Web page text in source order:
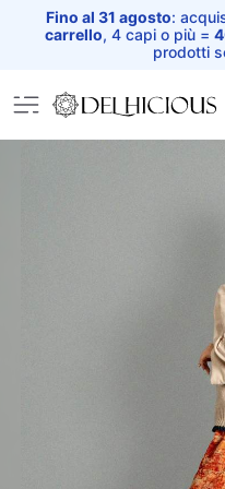
Fino al 31 agosto:
carrello, 4 capi o più =
prodotti
Home